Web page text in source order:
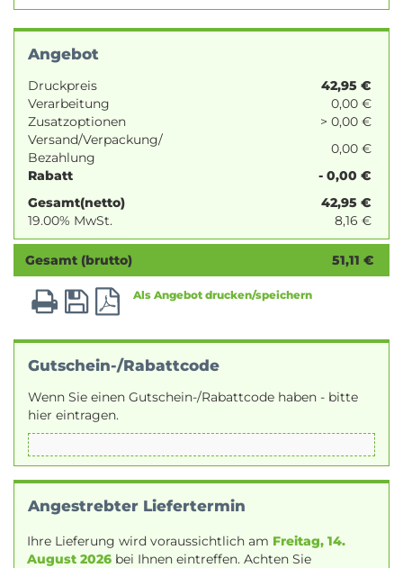
Angebot
Druckpreis 42,95 €
Verarbeitung
0,00 €
Zusatzoptionen
> 0,00 €
Versand/Verpackung/
Bezahlung
0,00 €
Rabatt
- 0,00 €
Gesamt(netto)
42,95 €
19.00% MwSt.
8,16 €
Gesamt (brutto) 51,11 €
Als Angebot drucken/speichern
Gutschein-/Rabattcode
Wenn Sie einen Gutschein-/Rabattcode haben - bitte
hier eintragen.
Angestrebter Liefertermin
Ihre Lieferung wird voraussichtlich am Freitag, 14.
August 2026 bei Ihnen eintreffen. Achten Sie